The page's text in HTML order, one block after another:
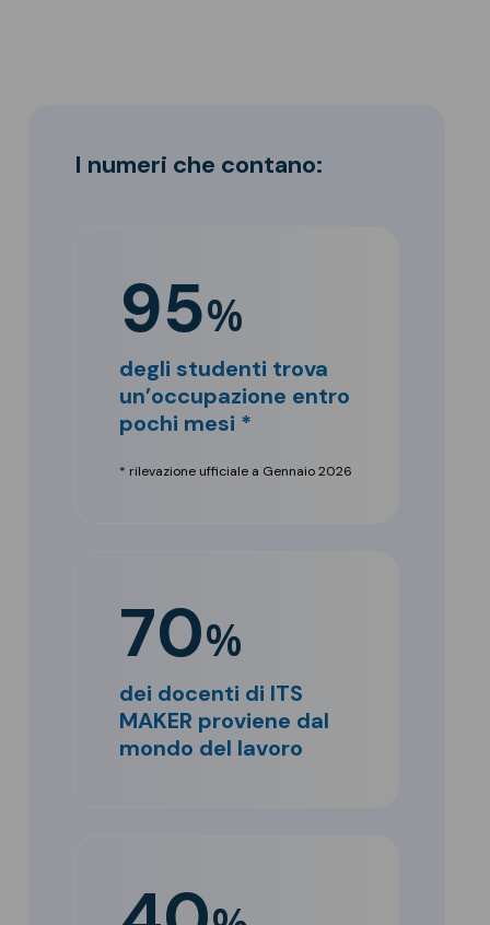
I numeri che contano:
95%
degli studenti trova
un’occupazione entro
pochi mesi *
* rilevazione ufficiale a Gennaio 2026
70%
dei docenti di ITS
MAKER proviene dal
mondo del lavoro